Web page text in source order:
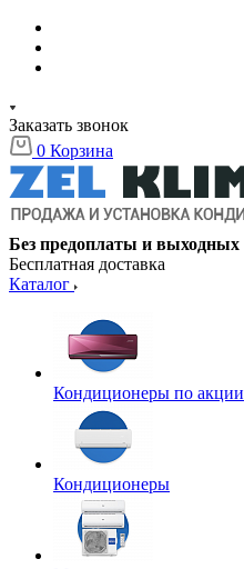
Заказать звонок
0 Корзина
Без предоплаты и выходных
Бесплатная доставка
Каталог
Кондиционеры по акции
Кондиционеры